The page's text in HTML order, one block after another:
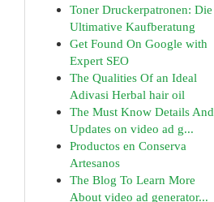
Toner Druckerpatronen: Die
Ultimative Kaufberatung
Get Found On Google with
Expert SEO
The Qualities Of an Ideal
Adivasi Herbal hair oil
The Must Know Details And
Updates on video ad g...
Productos en Conserva
Artesanos
The Blog To Learn More
About video ad generator...